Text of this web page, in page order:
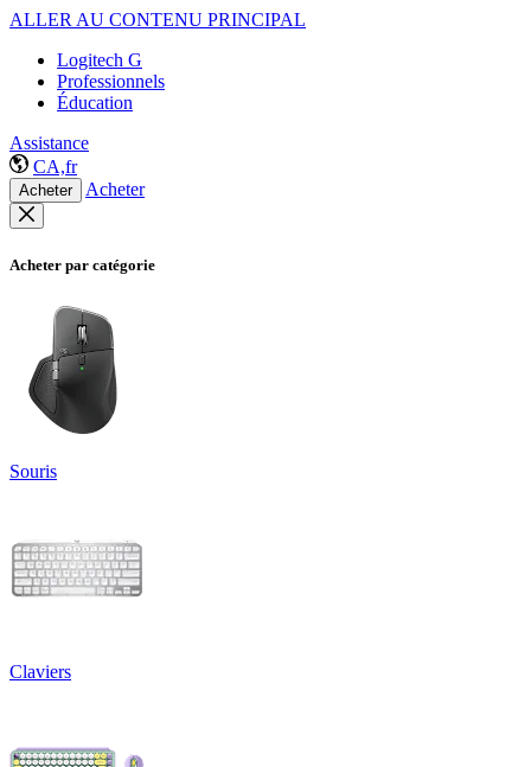
ALLER AU CONTENU PRINCIPAL
Logitech G
Professionnels
Éducation
Assistance
CA,fr
Acheter Acheter
Acheter par catégorie
Souris
Claviers